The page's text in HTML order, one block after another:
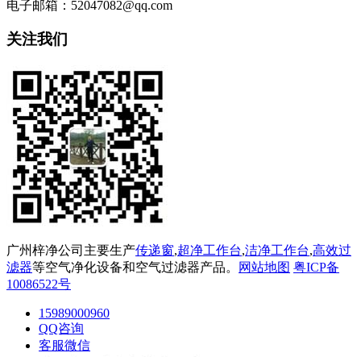
电子邮箱：52047082@qq.com
关注我们
广州梓净公司主要生产传递窗,超净工作台,洁净工作台,高效过
滤器等空气净化设备和空气过滤器产品。 网站地图 粤ICP备
10086522号
15989000960
QQ咨询
客服微信